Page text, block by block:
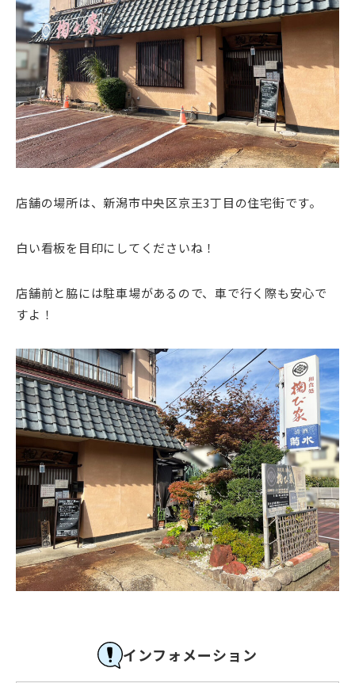
店舗の場所は、新潟市中央区京王3丁目の住宅街です。
白い看板を目印にしてくださいね！
店舗前と脇には駐車場があるので、車で行く際も安心で
すよ！
インフォメーション